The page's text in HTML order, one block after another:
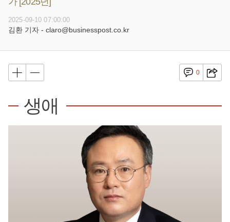
2025-09-10 07:00:00
김환 기자 - claro@businesspost.co.kr
0
생애